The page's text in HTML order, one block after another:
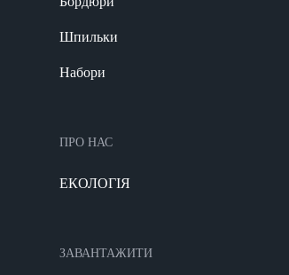
Шпильки
Набори
ПРО НАС
ЕКОЛОГІЯ
ЗАВАНТАЖИТИ